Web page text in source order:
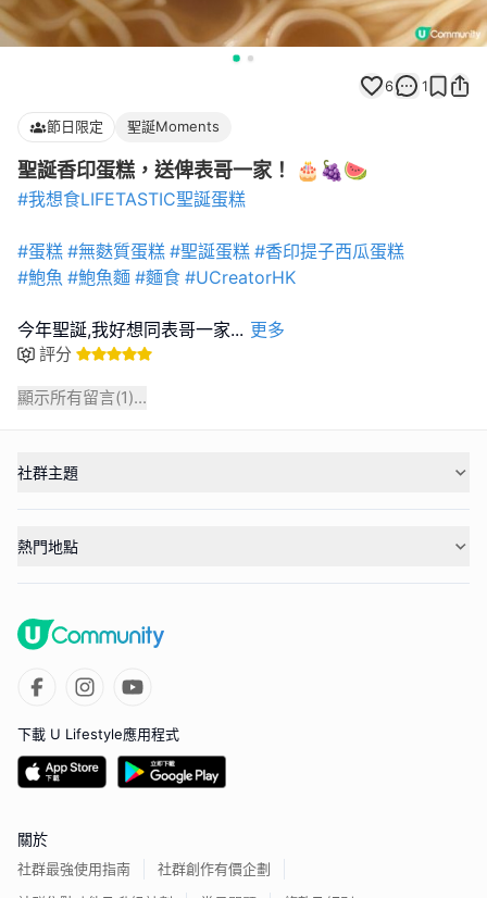
6 1
節日限定 聖誕Moments
聖誕香印蛋糕，送俾表哥一家！ 🎂🍇🍉
#我想食LIFETASTIC聖誕蛋糕
#蛋糕 #無麩質蛋糕 #聖誕蛋糕 #香印提子西瓜蛋糕
#鮑魚 #鮑魚麵 #麵食 #UCreatorHK
今年聖誕,我好想同表哥一家... 更多
評分
顯示所有留言(1)...
社群主題
熱門地點
下載 U Lifestyle應用程式
關於
社群最強使用指南
社群創作有價企劃